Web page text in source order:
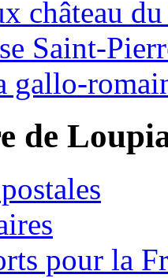
château
Saint-
gallo-
de
pour la